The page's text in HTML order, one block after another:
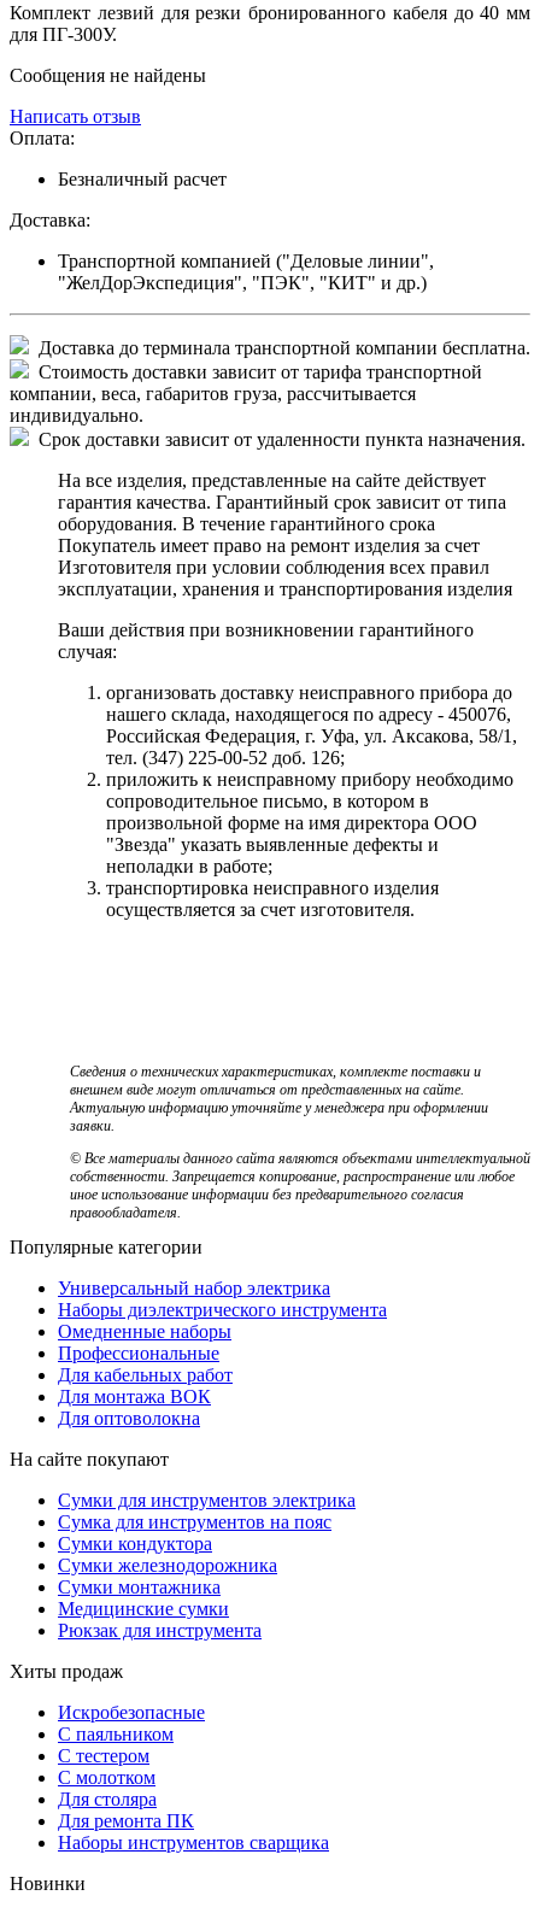
Комплект лезвий для резки бронированного кабеля до 40 мм
для ПГ-300У.
Сообщения не найдены
Написать отзыв
Оплата:
Безналичный расчет
Доставка:
Транспортной компанией ("Деловые линии",
"ЖелДорЭкспедиция", "ПЭК", "КИТ" и др.)
Доставка до терминала транспортной компании бесплатна.
Стоимость доставки зависит от тарифа транспортной
компании, веса, габаритов груза, рассчитывается
индивидуально.
Срок доставки зависит от удаленности пункта назначения.
На все изделия, представленные на сайте действует
гарантия качества. Гарантийный срок зависит от типа
оборудования. В течение гарантийного срока
Покупатель имеет право на ремонт изделия за счет
Изготовителя при условии соблюдения всех правил
эксплуатации, хранения и транспортирования изделия
Ваши действия при возникновении гарантийного
случая:
организовать доставку неисправного прибора до
нашего склада, находящегося по адресу - 450076,
Российская Федерация, г. Уфа, ул. Аксакова, 58/1,
тел. (347) 225-00-52 доб. 126;
приложить к неисправному прибору необходимо
сопроводительное письмо, в котором в
произвольной форме на имя директора ООО
"Звезда" указать выявленные дефекты и
неполадки в работе;
транспортировка неисправного изделия
осуществляется за счет изготовителя.
Сведения о технических характеристиках, комплекте поставки и
внешнем виде могут отличаться от представленных на сайте.
Актуальную информацию уточняйте у менеджера при оформлении
заявки.
© Все материалы данного сайта являются объектами интеллектуальной
собственности. Запрещается копирование, распространение или любое
иное использование информации без предварительного согласия
правообладателя.
Популярные категории
Универсальный набор электрика
Наборы диэлектрического инструмента
Омедненные наборы
Профессиональные
Для кабельных работ
Для монтажа ВОК
Для оптоволокна
На сайте покупают
Сумки для инструментов электрика
Сумка для инструментов на пояс
Сумки кондуктора
Сумки железнодорожника
Сумки монтажника
Медицинские сумки
Рюкзак для инструмента
Хиты продаж
Искробезопасные
С паяльником
С тестером
С молотком
Для столяра
Для ремонта ПК
Наборы инструментов сварщика
Новинки